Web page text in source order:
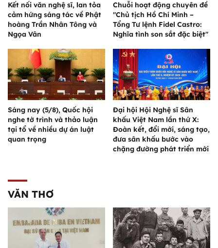
Kết nối văn nghệ sĩ, lan tỏa
cảm hứng sáng tác về Phật
hoàng Trần Nhân Tông và
Ngọa Vân
Chuỗi hoạt động chuyên đề
"Chủ tịch Hồ Chí Minh –
Tổng Tư lệnh Fidel Castro:
Nghĩa tình son sắt đặc biệt"
Sáng nay (5/8), Quốc hội
nghe tờ trình và thảo luận
tại tổ về nhiều dự án luật
quan trọng
Đại hội Hội Nghệ sĩ Sân
khấu Việt Nam lần thứ X:
Đoàn kết, đổi mới, sáng tạo,
đưa sân khấu bước vào
chặng đường phát triển mới
VĂN THƠ